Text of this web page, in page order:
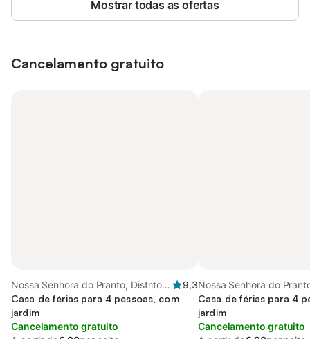
Mostrar todas as ofertas
Cancelamento gratuito
Nossa Senhora do Pranto, Distrito
de Santarém
9,3
Casa de férias para 4 pessoas, com
jardim
Cancelamento gratuito
Nossa Senhora do
de Santarém
Casa de férias para 4
jardim
Cancelamento gratuito